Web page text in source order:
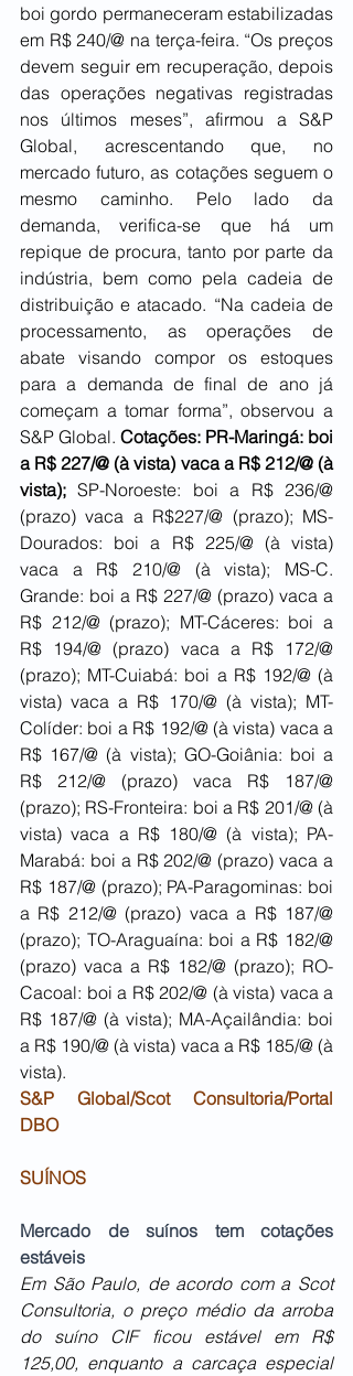
boi gordo permaneceram estabilizadas
em R$ 240/@ na terça-feira. “Os preços
devem seguir em recuperação, depois
das operações negativas registradas
nos últimos meses”, afirmou a S&P
Global, acrescentando que, no
mercado futuro, as cotações seguem o
mesmo caminho. Pelo lado da
demanda, verifica-se que há um
repique de procura, tanto por parte da
indústria, bem como pela cadeia de
distribuição e atacado. “Na cadeia de
processamento, as operações de
abate visando compor os estoques
para a demanda de final de ano já
começam a tomar forma”, observou a
S&P Global. Cotações: PR-Maringá: boi
a R$ 227/@ (à vista) vaca a R$ 212/@ (à
vista); SP-Noroeste: boi a R$ 236/@
(prazo) vaca a R$227/@ (prazo); MS-
Dourados: boi a R$ 225/@ (à vista)
vaca a R$ 210/@ (à vista); MS-C.
Grande: boi a R$ 227/@ (prazo) vaca a
R$ 212/@ (prazo); MT-Cáceres: boi a
R$ 194/@ (prazo) vaca a R$ 172/@
(prazo); MT-Cuiabá: boi a R$ 192/@ (à
vista) vaca a R$ 170/@ (à vista); MT-
Colíder: boi a R$ 192/@ (à vista) vaca a
R$ 167/@ (à vista); GO-Goiânia: boi a
R$ 212/@ (prazo) vaca R$ 187/@
(prazo); RS-Fronteira: boi a R$ 201/@ (à
vista) vaca a R$ 180/@ (à vista); PA-
Marabá: boi a R$ 202/@ (prazo) vaca a
R$ 187/@ (prazo); PA-Paragominas: boi
a R$ 212/@ (prazo) vaca a R$ 187/@
(prazo); TO-Araguaína: boi a R$ 182/@
(prazo) vaca a R$ 182/@ (prazo); RO-
Cacoal: boi a R$ 202/@ (à vista) vaca a
R$ 187/@ (à vista); MA-Açailândia: boi
a R$ 190/@ (à vista) vaca a R$ 185/@ (à
vista).
S&P Global/Scot Consultoria/Portal
DBO
SUÍNOS
Mercado de suínos tem cotações
estáveis
Em São Paulo, de acordo com a Scot
Consultoria, o preço médio da arroba
do suíno CIF ficou estável em R$
125,00, enquanto a carcaça especial